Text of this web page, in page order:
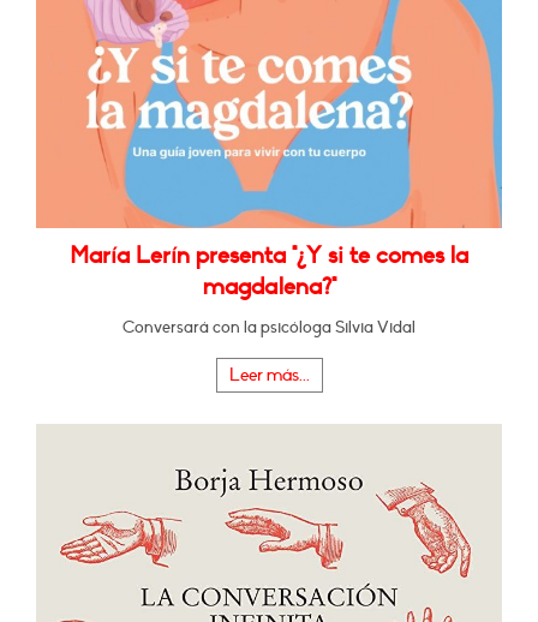
María Lerín presenta "¿Y si te comes la
magdalena?"
Conversará con la psicóloga Silvia Vidal
Leer más...